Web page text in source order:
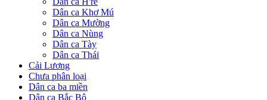
Dân ca Khơ Mú
Dân ca Mường
Dân ca Nùng
Dân ca Tày
Dân ca Thái
Cải Lương
Chưa phân loại
Dân ca ba miền
Dân ca Bắc Bộ